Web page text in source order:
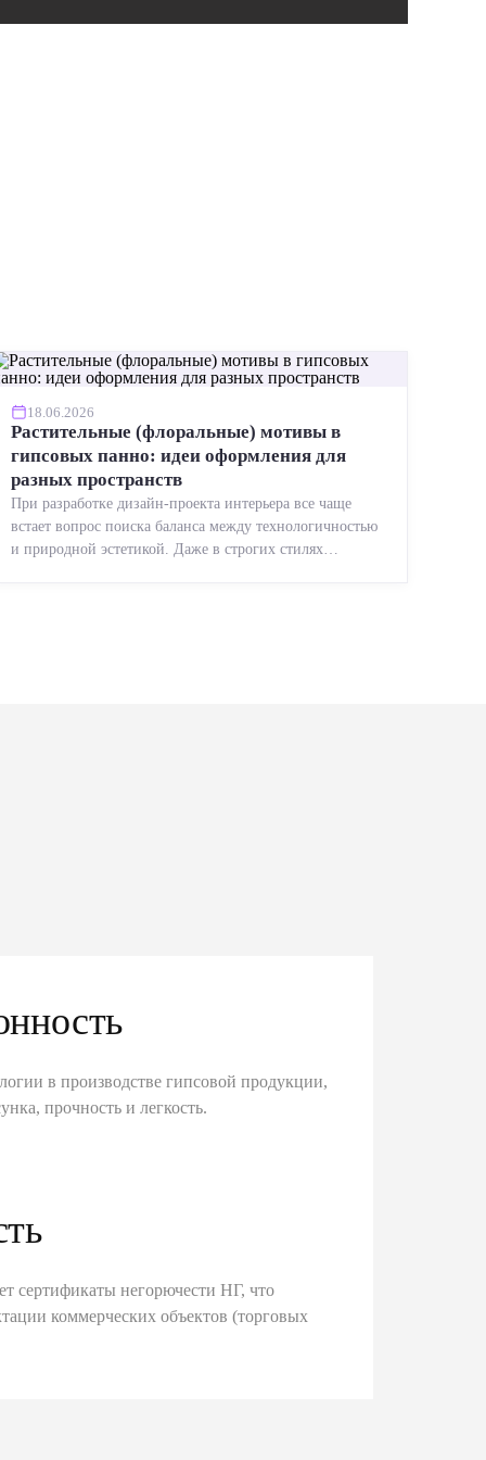
18.06.2026
Растительные (флоральные) мотивы в
гипсовых панно: идеи оформления для
разных пространств
При разработке дизайн-проекта интерьера все чаще
встает вопрос поиска баланса между технологичностью
и природной эстетикой. Даже в строгих стилях
в производстве гипсовой продукции,
прочность и легкость.
сертификаты негорючести НГ, что
коммерческих объектов (торговых